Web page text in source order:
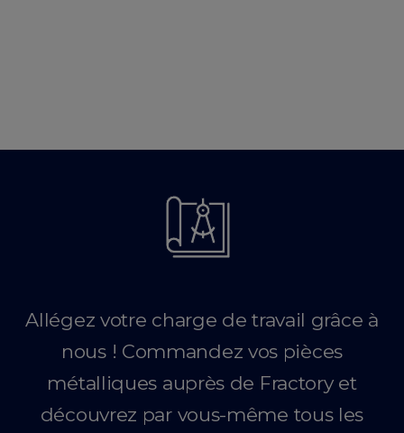
Allégez votre charge de travail grâce à
nous ! Commandez vos pièces
métalliques auprès de Fractory et
découvrez par vous-même tous les